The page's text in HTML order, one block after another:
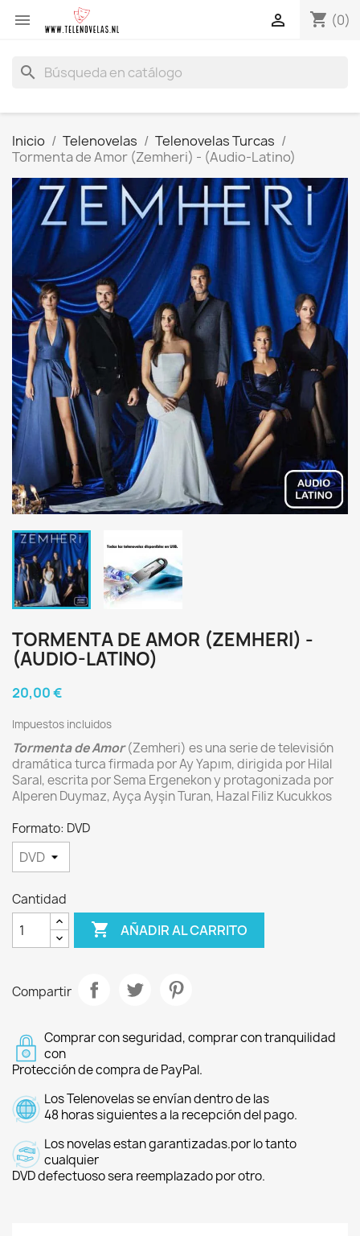
 shopping_cart (0)

search
Inicio Telenovelas
Telenovelas Turcas
Tormenta de Amor (Zemheri) - (Audio-Latino)
TORMENTA DE AMOR (ZEMHERI) -
(AUDIO-LATINO)
20,00 €
Impuestos incluidos
Tormenta de Amor (Zemheri) es una serie de televisión
dramática turca firmada por Ay Yapım, dirigida por Hilal
Saral, escrita por Sema Ergenekon y protagonizada por
Alperen Duymaz, Ayça Ayşin Turan, Hazal Filiz Kucukkos
Formato: DVD
Cantidad
 AÑADIR AL CARRITO
Compartir
Comprar con seguridad, comprar con tranquilidad
con
Protección de compra de PayPal.
Los Telenovelas se envían dentro de las
48 horas siguientes a la recepción del pago.
Los novelas estan garantizadas.por lo tanto
cualquier
DVD defectuoso sera reemplazado por otro.